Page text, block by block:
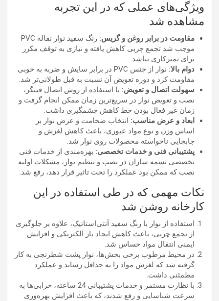
ویژگی‌های عملی که در این تجربه
مشاهده شد
مقاومت در برابر روغن و گریس:
رنگ سفید نوار نقاله PVC
موجب شد تجمع چربی کاهش یافته و نیازی به توقف مکرر
برای تمیزکاری نباشد.
دوام بالا:
نوار از جنس PVC در برابر سایش و ضربه به خوبی
مقاومت کرد و دوره تعویض آن نسبت به قبل طولانی‌تر شد.
سهولت اتصال و تعویض: با استفاده از روش اتصال فینگر،
نصب و تعویض نوار در سریع‌ترین زمان ممکن انجام گرفت و
زمان غیر فعال بودن خط کاهش چشمگیری داشت.
ابعاد و عرض مناسب: انتخاب ضخامت و عرض نوار بر
اساس وزن و نوع مواد عبوری، باعث کاهش لغزش و
جابجایی ناخواسته محصولات روی نوار شد.
پشتیبانی فنی و خدمات تخصصی: بهره‌مندی از خدمات فنی
تخصصی تسمه سازان در نصب و تنظیم نوار، مشکلات اولیه
نصب که ممکن بود عملکرد را تحت تاثیر قرار دهد، رفع شد.
نکات مهمی که در طی استفاده در این
کارخانه روشن شد
استفاده از نوار با رنگ سفید آنتی‌استاتیک، علاوه بر جلوگیری
از تجمع چربی، باعث کاهش ایجاد بار الکتریکی و افزایش
ایمنی انتقال مواد حساس شد.
در محیط مرطوب برخی بخش‌ها، نوار پشت شطرنجی به کار
گرفته شد که لغزش مواد را به حداقل رساند و عملکرد
مطمئنی داشت.
با نظارت مستمر و خدمات پشتیبانی 24 ساعته، خرابی‌ها به
سرعت شناسایی و رفع شدند، که باعث افزایش بهره‌وری